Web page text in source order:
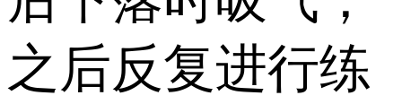
之后反复进行练